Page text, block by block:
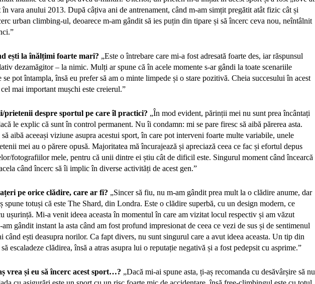
vara anului 2013. După câțiva ani de antrenament, când m-am simțit pregătit atât fizic cât și
urban climbing-ul, deoarece m-am gândit să ies puțin din tipare și să încerc ceva nou, neîntâlnit
ești la înălțimi foarte mari? „Este o întrebare care mi-a fost adresată foarte des, iar răspunsul
dezamăgitor – la nimic. Mulți ar spune că în acele momente s-ar gândi la toate scenariile
se pot întampla, însă eu prefer să am o minte limpede și o stare pozitivă. Cheia succesului în acest
mai important mușchi este creierul.”
prietenii despre sportul pe care îl practici? „În mod evident, părinții mei nu sunt prea încântați
le explic că sunt în control permanent. Nu îi condamn: mi se pare firesc să aibă părerea asta.
aibă aceeași viziune asupra acestui sport, în care pot interveni foarte multe variabile, unele
mei au o părere opusă. Majoritatea mă încurajează și apreciază ceea ce fac și efortul depus
fotografiilor mele, pentru că unii dintre ei știu cât de dificil este. Singurul moment când încearcă
când încerc să îi implic în diverse activități de acest gen.”
pe orice clădire, care ar fi? „Sincer să fiu, nu m-am gândit prea mult la o clădire anume, dar
spune totuși că este The Shard, din Londra. Este o clădire superbă, cu un design modern, ce
ușurință. Mi-a venit ideea aceasta în momentul în care am vizitat locul respectiv și am văzut
gândit instant la asta când am fost profund impresionat de ceea ce vezi de sus și de sentimenul
când ești deasupra norilor. Ca fapt divers, nu sunt singurul care a avut ideea aceasta. Un tip din
escaladeze clădirea, însă a atras asupra lui o reputație negativă și a fost pedepsit cu asprime.”
vrea și eu să încerc acest sport…? „Dacă mi-ai spune asta, ți-aș recomanda cu desăvârșire să nu